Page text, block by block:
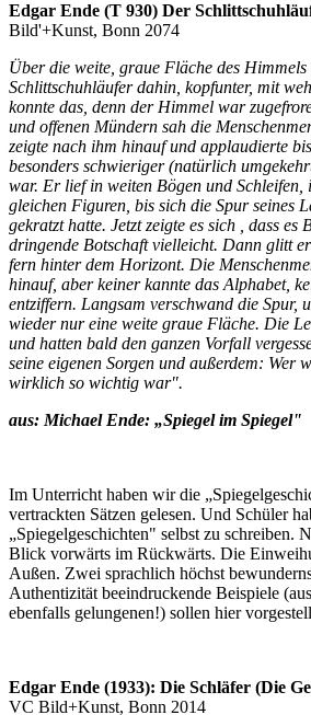
Edgar Ende (T 930) Der
Bild'+Kunst, Bonn 2074
Über die weite, graue Fläche des
Schlittschuhläufer dahin, kopfunter, mit
konnte das, denn der Himmel war
und offenen Mündern sah die
zeigte nach ihm hinauf und applaudierte
besonders schwieriger (natürlich
war. Er lief in weiten Bögen und Schleifen,
gleichen Figuren, bis sich die Spur seines
gekratzt hatte. Jetzt zeigte es sich , dass es
dringende Botschaft vielleicht. Dann glitt
fern hinter dem Horizont. Die
hinauf, aber keiner kannte das Alphabet,
entziffern. Langsam verschwand die Spur,
wieder nur eine weite graue Fläche. Die
und hatten bald den ganzen Vorfall
seine eigenen Sorgen und außerdem: Wer
wirklich so wichtig war".
aus: Michael Ende: „Spiegel im Spiegel"
Im Unterricht haben wir die
vertrackten Sätzen gelesen. Und Schüler
„Spiegelgeschichten" selbst zu schreiben.
Blick vorwärts im Rückwärts. Die
Außen. Zwei sprachlich höchst
Authentizität beeindruckende Beispiele
ebenfalls gelungenen!) sollen hier
Edgar Ende (1933): Die Schläfer (Die
VC Bild+Kunst, Bonn 2014